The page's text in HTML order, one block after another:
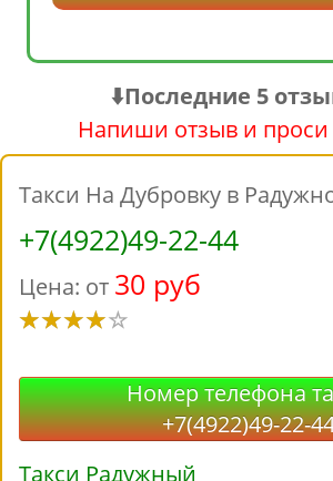
⬇️Последние 5
Напиши отзыв и
Такси На Дубровку в
+7(4922)49-22-44
Цена: от 30 руб
Номер телефона
+7(4922)49-22-
Такси Радужный